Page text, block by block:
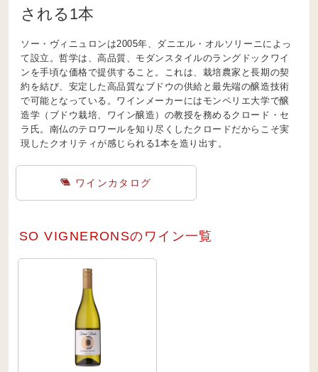
される1本
ソー・ヴィニュロンは2005年、ダニエル・オルソリーニによっ
て設立。哲学は、高品質、モダンスタイルのラングドックワイ
ンを手頃な価格で提供すること。これは、栽培農家と長期の契
約を結び、安定した高品質なブドウの供給と最先端の醸造技術
で可能となっている。ワインメーカーにはモンペリエ大学で醸
造学（ブドウ栽培、ワイン醸造）の教授を務めるクロード・セ
ラ氏。南仏のテロワールを知り尽くしたクロードだからこそ実
現したクオリティが感じられる1本を造り出す。
ワインカタログ
SO VIGNERONSのワイン一覧